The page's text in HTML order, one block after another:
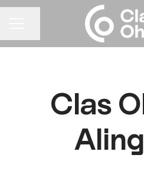
Clas